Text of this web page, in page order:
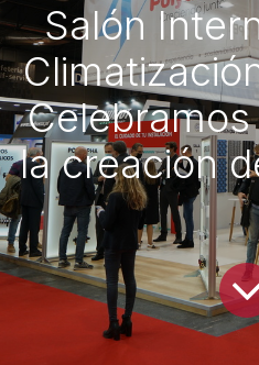
Salón
la creación